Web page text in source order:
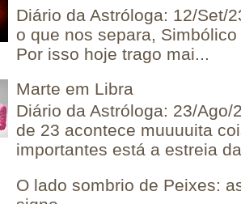
Diário da Astróloga: 12/Set/
o que nos separa,
Por isso hoje trago mai...
Marte em Libra
Diário da Astróloga: 23/
de 23 acontece muuuuita
importantes está a estreia
O lado sombrio de Peixes: